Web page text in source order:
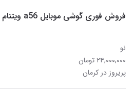
فروش فوری گوشی موبایل a56 ویتنام
نو
۲۴,۰۰۰,۰۰۰ تومان
پریروز در کرمان